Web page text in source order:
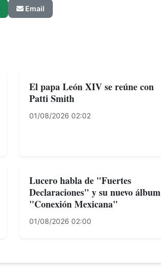
Email
El papa León XIV se reúne con
Patti Smith
01/08/2026 02:02
Lucero habla de "Fuertes
Declaraciones" y su nuevo álbum
"Conexión Mexicana"
01/08/2026 02:00